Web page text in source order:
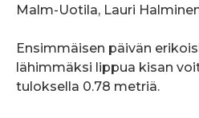
Malm-Uotila, Lauri
Ensimmäisen päivän
lähimmäksi lippua kisan
tuloksella 0.78 metriä.